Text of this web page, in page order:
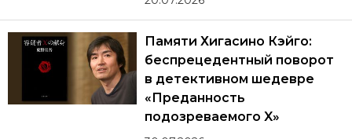
Памяти Хигасино Кэйго:
беспрецедентный поворот
в детективном шедевре
«Преданность
подозреваемого X»